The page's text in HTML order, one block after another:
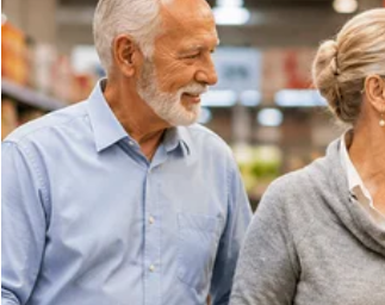
LAV – RUŠENJE ILUZIJA
Za Lava, naredni dani suemotivno i životno
stabilnosti ili potrebi da budete jaki za sve –
igra ulogu i počinje da živi istinu.
Emocije i unutrašnje stanje
Lavovi osećaju snažan unutrašnji pritisak.